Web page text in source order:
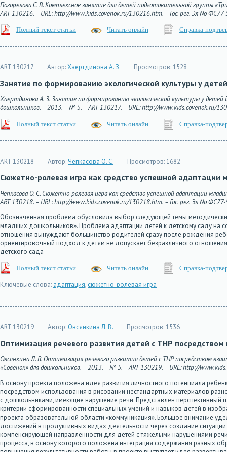
Погорелова С. В. Комплексное занятие для детей подготовительной группы
ART 130216. – URL: http://www.kids.covenok.ru/130216.htm. – Гос. рег. Эл No
Полный текст статьи Читать онлайн Справка-
ART 130217 Автор:Хаертдинова А. З. Просмотров:1528
Занятие по формированию экологической культуры у
Хаертдинова А. З. Занятие по формированию экологической культуры у детей
дошкольников. – 2013. – № 5. – ART 130217. – URL: http://www.kids.covenok.ru/
Полный текст статьи Читать онлайн Справка-
ART 130218 Автор:Чепкасова О. С. Просмотров:1682
Сюжетно-ролевая игра как средство успешной адаптации
Чепкасова О. С. Сюжетно-ролевая игра как средство успешной адаптации
ART 130218. – URL: http://www.kids.covenok.ru/130218.htm. – Гос. рег. Эл No
Обозначенная проблема обусловила выбор следующей темы
младших дошкольников». Проблема адаптации детей к детскому саду на
отношения вынуждают большинство родителей сразу после рождения
ориентировочный подход к детям не допускает безразличного
детского сада
Полный текст статьи Читать онлайн Справка-
Ключевые слова: адаптация, сюжетно-ролевая игра
ART 130219 Автор: Овсянкина Л. В. Просмотров:1536
Оптимизация речевого развития детей с ТНР
Овсянкина Л. В. Оптимизация речевого развития детей с ТНР посредством
«Совёнок» для дошкольников. – 2013. – № 5. – ART 130219. – URL: http://
В основу проекта положена идея развития личностного потенциала
посредством использования в рисовании нестандартных материалов
с дошкольниками, имеющие нарушение речи. Представлен
критерии сформированности специальных умений и навыков детей в
проекта образовательной области «коммуникация». Большое внимание
достижений в продуктивных видах деятельности через создание
компенсирующей направленности для детей с тяжелыми нарушениями
процесса, в основу которого положена интеграция содержания разных